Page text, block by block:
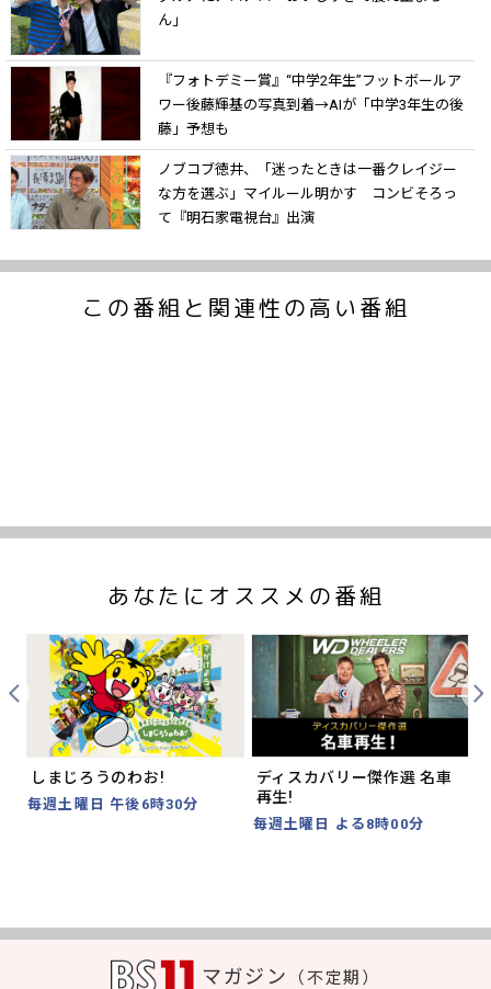
ん」
『フォトデミー賞』“中学2年生”フットボールア
ワー後藤輝基の写真到着→AIが「中学3年生の後
藤」予想も
ノブコブ徳井、「迷ったときは一番クレイジー
な方を選ぶ」マイルール明かす コンビそろっ
て『明石家電視台』出演
この番組と関連性の高い番組
あなたにオススメの番組
しまじろうのわお!
毎週土曜日 午後6時30分
ディスカバリー傑作選 名車
再生!
毎週土曜日 よる8時00分
Prev
マガジン （不定期）